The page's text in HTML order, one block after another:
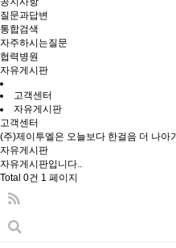
질문과답변
통합검색
자주하시는질문
협력병원
자유게시판
고객센터
자유게시판
고객센터
(주)제이투엘은 오늘보다 한걸음 더 나아
자유게시판
자유게시판입니다..
Total 0건 1 페이지